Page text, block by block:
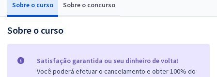
Sobre o curso Sobre o concurso
Sobre o curso
Satisfação garantida ou seu dinheiro de volta!
Você poderá efetuar o cancelamento e obter 100% do